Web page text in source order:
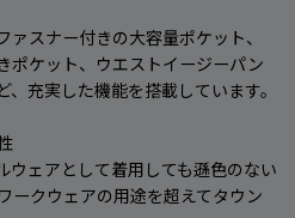
スナー付きの大容量ポケット、
ポケット、ウエストイージーパン
充実した機能を搭載しています。
ウェアとして着用しても遜色のない
ークウェアの用途を超えてタウン